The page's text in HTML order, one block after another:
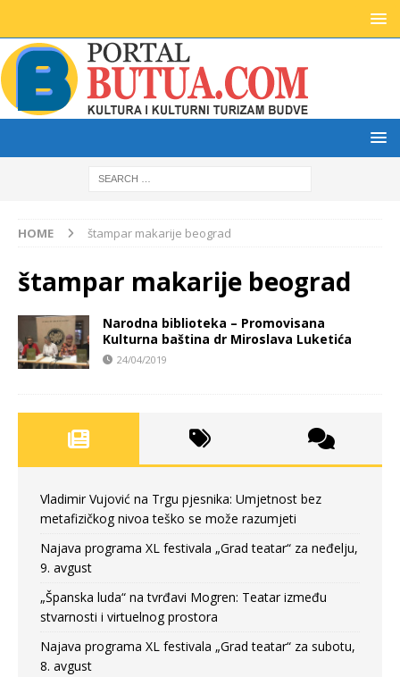
HOME štampar makarije beograd
štampar makarije beograd
Narodna biblioteka – Promovisana
Kulturna baština dr Miroslava Luketića
24/04/2019
Vladimir Vujović na Trgu pjesnika: Umjetnost bez
metafizičkog nivoa teško se može razumjeti
Najava programa XL festivala „Grad teatar“ za neđelju,
9. avgust
„Španska luda“ na tvrđavi Mogren: Teatar između
stvarnosti i virtuelnog prostora
Najava programa XL festivala „Grad teatar“ za subotu,
8. avgust